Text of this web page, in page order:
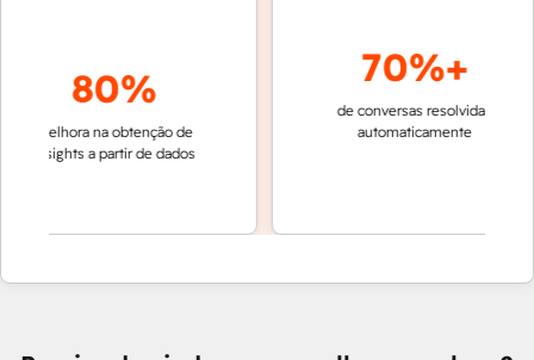
80%
melhora na obtenção de
a partir de dados
70%+
de conversas resolvidas
automaticamente